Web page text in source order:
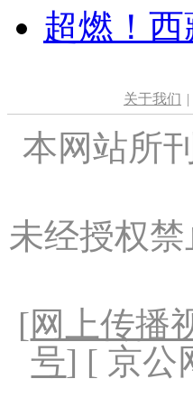
超燃！
关于我们 |
本网站所
未经授权
[网上传播
号] [ 京公